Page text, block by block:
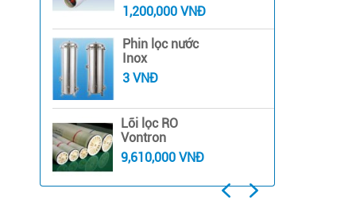
1,200,000 VNĐ
Phin lọc nước
Inox
3 VNĐ
Lõi lọc RO
Vontron
9,610,000 VNĐ
Previous
Next